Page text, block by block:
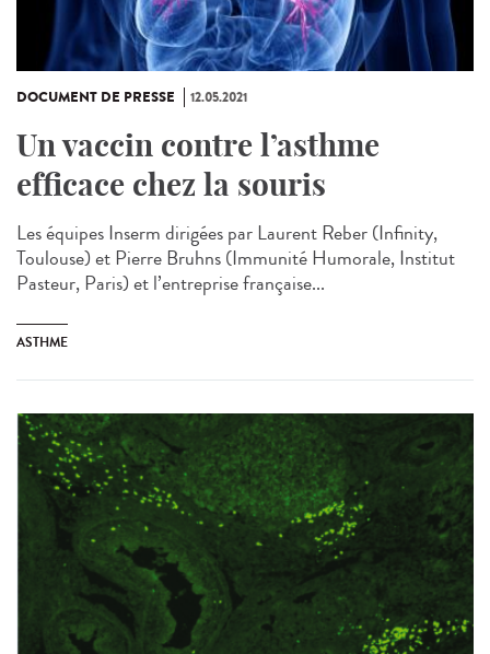
DOCUMENT DE PRESSE 12.05.2021
Un vaccin contre l’asthme
efficace chez la souris
Les équipes Inserm dirigées par Laurent Reber (Infinity,
Toulouse) et Pierre Bruhns (Immunité Humorale, Institut
Pasteur, Paris) et l’entreprise française...
ASTHME